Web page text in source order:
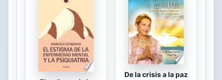
De la crisis a la paz